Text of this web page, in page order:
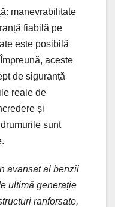
manevrabilitate
fiabilă pe
este posibilă
aceste
de siguranță
reale de
și
sunt
avansat al benzii
ultimă generație
ranforsate,